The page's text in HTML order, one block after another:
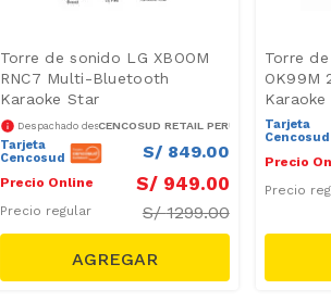
Torre de sonido LG XBOOM
RNC7 Multi-Bluetooth
Karaoke Star
Despachado desdeCENCOSUD RETAIL PERÚ S.A.
Tarjeta
Cencosud
S/ 849.00
Precio Online S/ 949.00
Precio regular S/1299.00
Torre
OK99M
Tarjeta
Cencosud
Precio
Precio